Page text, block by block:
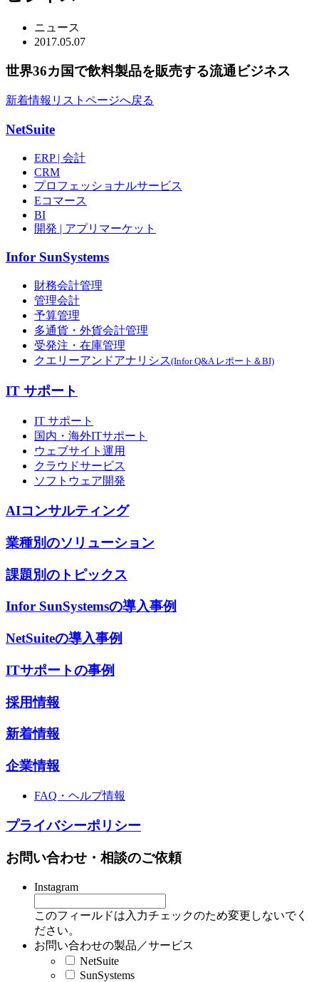
ニュース
2017.05.07
世界36カ国で飲料製品を販売する流通ビジネス
新着情報リストページへ戻る
NetSuite
ERP | 会計
CRM
プロフェッショナルサービス
Eコマース
BI
開発 | アプリマーケット
Infor SunSystems
財務会計管理
管理会計
予算管理
多通貨・外貨会計管理
受発注・在庫管理
クエリーアンドアナリシス(Infor Q&A レポート＆BI)
IT サポート
IT サポート
国内・海外ITサポート
ウェブサイト運用
クラウドサービス
ソフトウェア開発
AIコンサルティング
業種別のソリューション
課題別のトピックス
Infor SunSystemsの導入事例
NetSuiteの導入事例
ITサポートの事例
採用情報
新着情報
企業情報
FAQ・ヘルプ情報
プライバシーポリシー
お問い合わせ・相談のご依頼
Instagram
このフィールドは入力チェックのため変更しないでく
ださい。
お問い合わせの製品／サービス
NetSuite
SunSystems